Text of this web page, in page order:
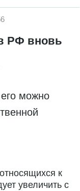
РФ вновь
можно
к
увеличить с